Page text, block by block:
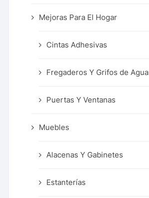
Mejoras Para El Hogar
Cintas Adhesivas
Fregaderos Y Grifos de Agua
Puertas Y Ventanas
Muebles
Alacenas Y Gabinetes
Estanterías